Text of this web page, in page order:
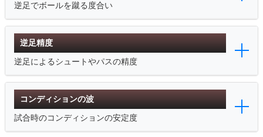
逆足でボールを蹴る度合い
逆足精度
逆足によるシュートやパスの精度
コンディションの波
試合時のコンディションの安定度